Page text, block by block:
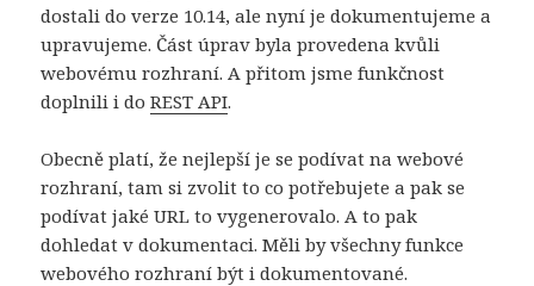
dostali do verze 10.14, ale nyní je dokumentujeme a
upravujeme. Část úprav byla provedena kvůli
webovému rozhraní. A přitom jsme funkčnost
doplnili i doREST API.
Obecně platí, že nejlepší je se podívat na webové
rozhraní, tam si zvolit to co potřebujete a pak se
podívat jaké URL to vygenerovalo. A to pak
dohledat v dokumentaci. Měli by všechny funkce
webového rozhraní být i dokumentované.